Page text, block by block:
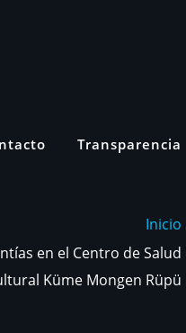
Transparencia
Inicio
en el Centro de Salud
Küme Mongen Rüpü